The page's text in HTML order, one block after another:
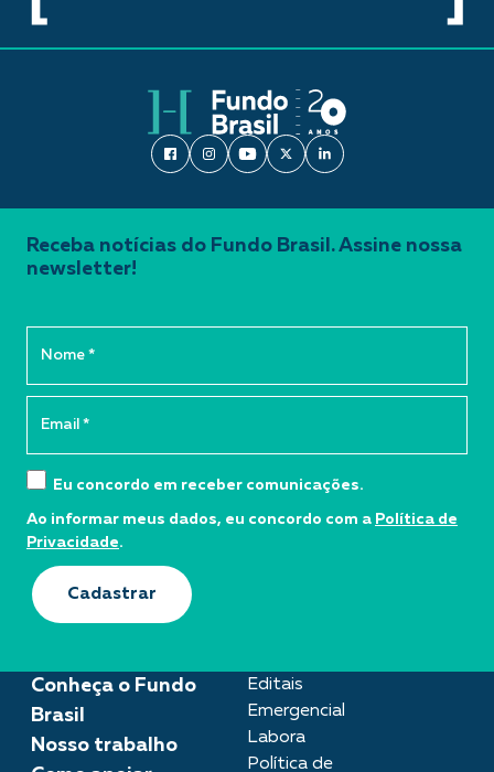
Conheça o Fundo
Brasil
Nosso trabalho
Editais
Emergencial
Labora
Política de
Receba notícias do Fundo Brasil. Assine nossa
newsletter!
Eu concordo em receber comunicações.
Ao informar meus dados, eu concordo com a Política de
Privacidade.
Cadastrar